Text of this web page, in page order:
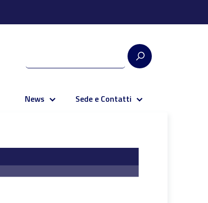
News Sede e Contatti